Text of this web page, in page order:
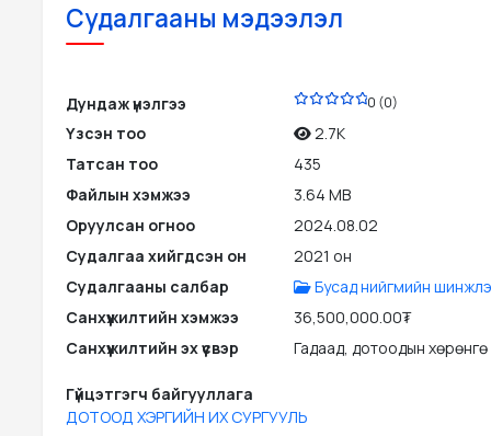
Судалгааны мэдээлэл
Дундаж үнэлгээ 0 (0)
Үзсэн тоо
2.7K
Татсан тоо
435
Файлын хэмжээ
3.64 MB
Оруулсан огноо
2024.08.02
Судалгаа хийгдсэн он
2021 он
Судалгааны салбар
Бусад нийгмийн
Санхүүжилтийн хэмжээ
36,500,000.00₮
Санхүүжилтийн эх үүсвэр
Гадаад, дотоодын
Гүйцэтгэгч байгууллага
ДОТООД ХЭРГИЙН ИХ СУРГУУЛЬ